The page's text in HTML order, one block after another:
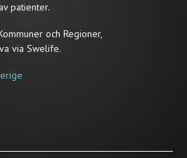
patienter.
och Regioner,
via Swelife.